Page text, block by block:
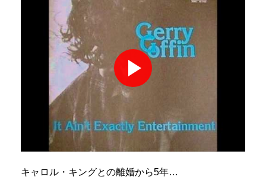
キャロル・キングとの離婚から5年…